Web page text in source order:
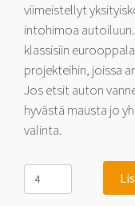
viimeistellyt
intohimoa
klassisiin
projekteihin, joissa
Jos etsit auton
hyvästä mausta jo
valinta.
885
Classic
RS